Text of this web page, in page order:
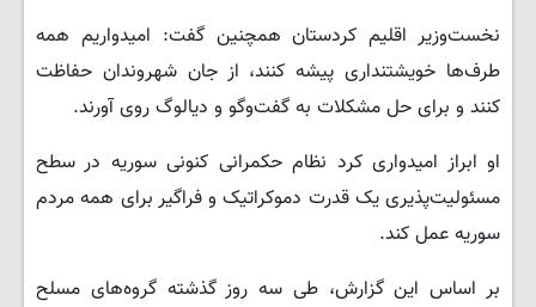
نخست‌وزیر اقلیم کردستان همچنین گفت: امیدواریم همه
طرف‌ها خویشتنداری پیشه کنند، از جان شهروندان حفاظت
کنند و برای حل مشکلات به گفت‌وگو و دیالوگ روی آورند.
او ابراز امیدواری کرد نظام حکمرانی کنونی سوریه در سطح
مسئولیت‌پذیری یک قدرت دموکراتیک و فراگیر برای همه مردم
سوریه عمل کند.
بر اساس این گزارش، طی سه روز گذشته گروه‌های مسلح